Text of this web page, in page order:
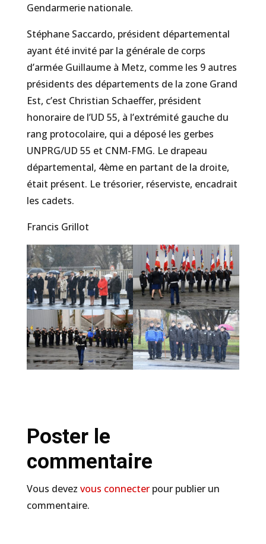
Gendarmerie nationale.
Stéphane Saccardo, président départemental
ayant été invité par la générale de corps
d’armée Guillaume à Metz, comme les 9 autres
présidents des départements de la zone Grand
Est, c’est Christian Schaeffer, président
honoraire de l’UD 55, à l’extrémité gauche du
rang protocolaire, qui a déposé les gerbes
UNPRG/UD 55 et CNM-FMG. Le drapeau
départemental, 4ème en partant de la droite,
était présent. Le trésorier, réserviste, encadrait
les cadets.
Francis Grillot
Poster le
commentaire
Vous devez vous connecterpour publier un
commentaire.